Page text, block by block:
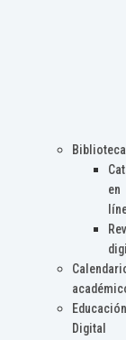
Biblioteca
en
Educación
Digital